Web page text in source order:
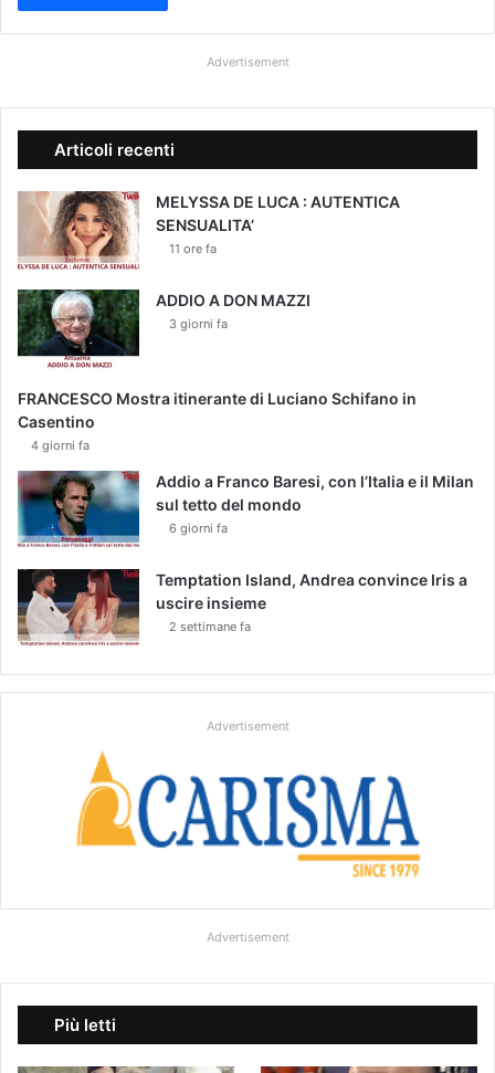
Advertisement
Articoli recenti
MELYSSA DE LUCA : AUTENTICA
SENSUALITA’
11 ore fa
ADDIO A DON MAZZI
3 giorni fa
FRANCESCO Mostra itinerante di Luciano Schifano in
Casentino
4 giorni fa
Addio a Franco Baresi, con l’Italia e il Milan
sul tetto del mondo
6 giorni fa
Temptation Island, Andrea convince Iris a
uscire insieme
2 settimane fa
Advertisement
Advertisement
Più letti